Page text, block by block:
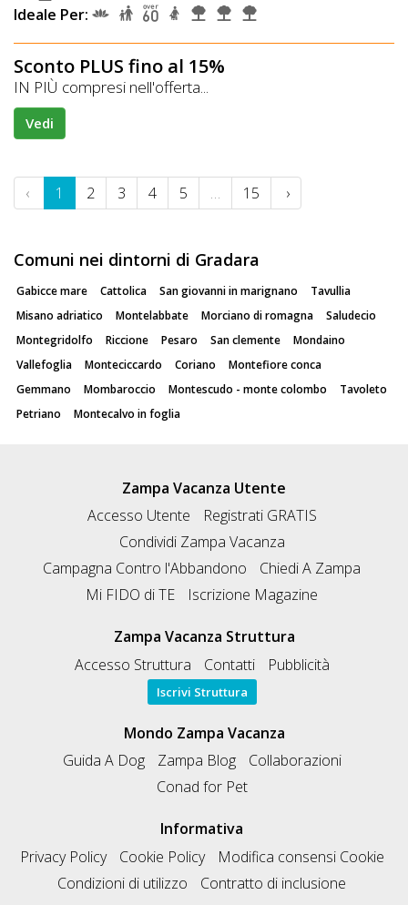
Ideale Per:
Sconto PLUS fino al 15%
IN PIÙ compresi nell'offerta...
Vedi
‹ 1 2 3 4 5 … 15 ›
Comuni nei dintorni di Gradara
Gabicce mare Cattolica San giovanni in marignano
Tavullia
Misano adriatico
Montelabbate Morciano di romagna
Saludecio
Montegridolfo
Riccione Pesaro San clemente
Mondaino
Vallefoglia
Monteciccardo Coriano
Montefiore conca
Gemmano
Mombaroccio Montescudo - monte colombo
Tavoleto
Petriano
Montecalvo in foglia
Zampa Vacanza Utente
Accesso Utente
Registrati GRATIS
Condividi Zampa Vacanza
Campagna Contro l'Abbandono
Chiedi A Zampa
Mi FIDO di TE
Iscrizione Magazine
Zampa Vacanza Struttura
Accesso Struttura
Contatti Pubblicità
Iscrivi Struttura
Mondo Zampa Vacanza
Guida A Dog
Zampa Blog
Collaborazioni
Conad for Pet
Informativa
Privacy Policy
Cookie Policy
Modifica consensi Cookie
Condizioni di utilizzo
Contratto di inclusione